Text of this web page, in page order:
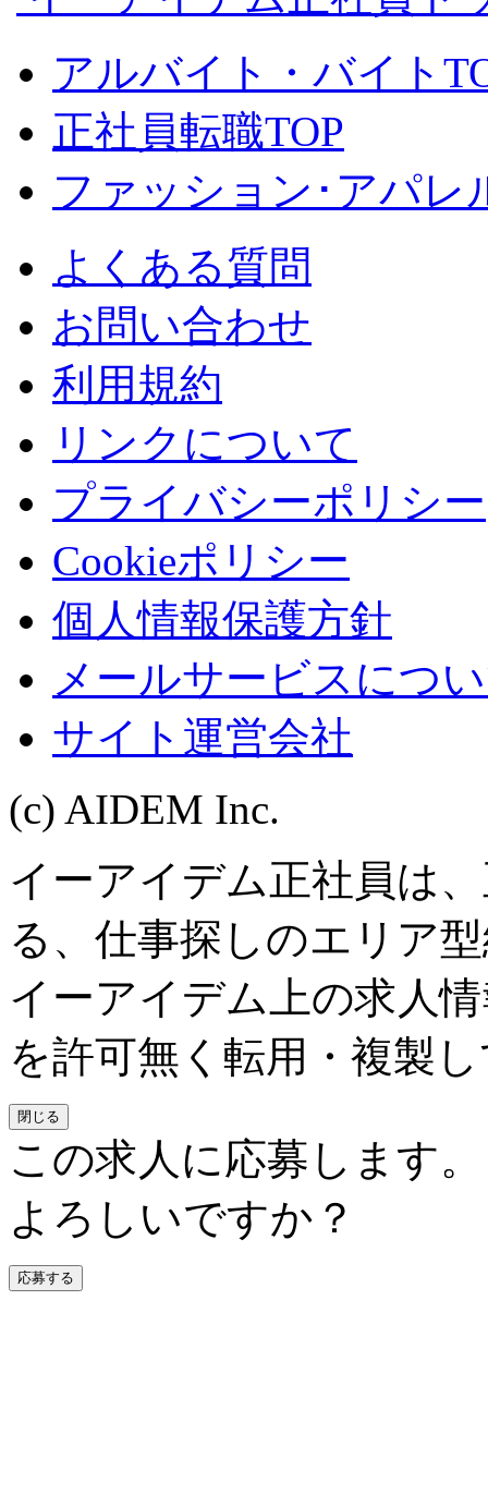
アルバイト・バイト
正社員転職TOP
ファッション･アパレ
よくある質問
お問い合わせ
利用規約
リンクについて
プライバシーポリシー
Cookieポリシー
個人情報保護方針
メールサービスにつ
サイト運営会社
(c) AIDEM Inc.
イーアイデム正社員は
る、仕事探しのエリア
イーアイデム上の求人
を許可無く転用・複製
閉じる
この求人に応募します。
よろしいですか？
応募する